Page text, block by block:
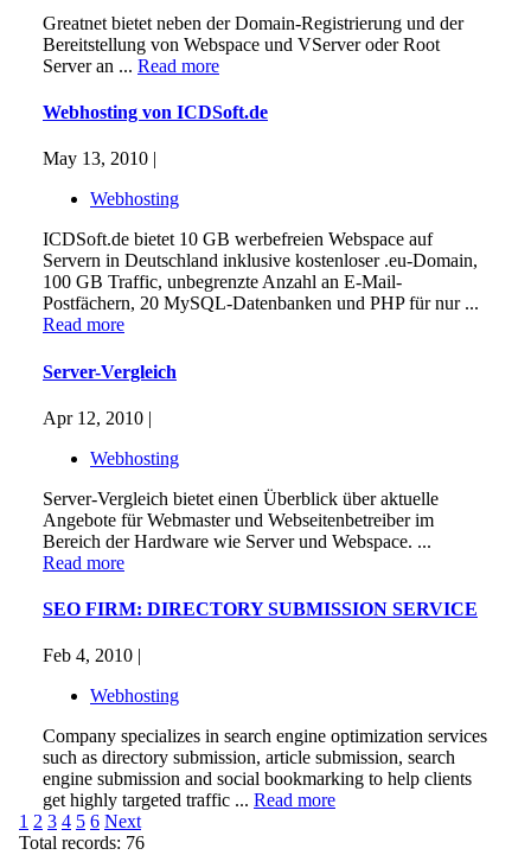
Greatnet bietet neben der Domain-Registrierung und der
Bereitstellung von Webspace und VServer oder Root
Server an ... Read more
Webhosting von ICDSoft.de
May 13, 2010 |
Webhosting
ICDSoft.de bietet 10 GB werbefreien Webspace auf
Servern in Deutschland inklusive kostenloser .eu-Domain,
100 GB Traffic, unbegrenzte Anzahl an E-Mail-
Postfächern, 20 MySQL-Datenbanken und PHP für nur ...
Read more
Server-Vergleich
Apr 12, 2010 |
Webhosting
Server-Vergleich bietet einen Überblick über aktuelle
Angebote für Webmaster und Webseitenbetreiber im
Bereich der Hardware wie Server und Webspace. ...
Read more
SEO FIRM: DIRECTORY SUBMISSION SERVICE
Feb 4, 2010 |
Webhosting
Company specializes in search engine optimization services
such as directory submission, article submission, search
engine submission and social bookmarking to help clients
get highly targeted traffic ... Read more
1 2 3 4 5 6 Next
Total records: 76